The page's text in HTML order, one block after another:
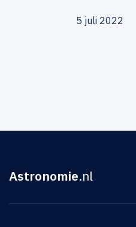
5 juli 2022
Astronomie.nl